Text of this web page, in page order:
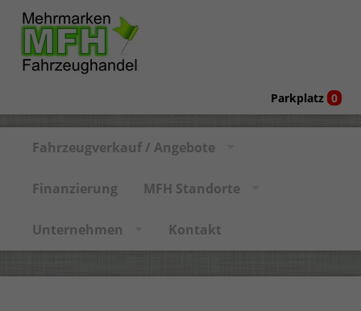
Parkplatz 0
Fahrzeugverkauf / Angebote
Finanzierung MFH Standorte
Unternehmen Kontakt